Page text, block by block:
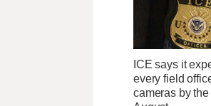
ICE says it
every field
cameras by